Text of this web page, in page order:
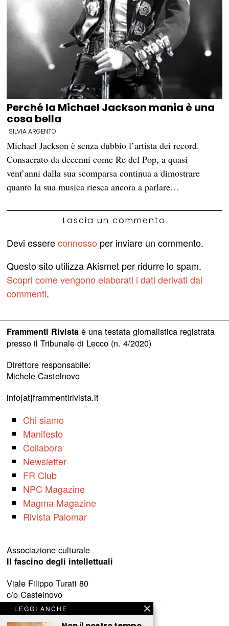
Perché la Michael Jackson mania è una
cosa bella
SILVIA ARGENTO
Michael Jackson è senza dubbio l’artista dei record.
Consacrato da decenni come Re del Pop, a quasi
vent’anni dalla sua scomparsa continua a dimostrare
quanto la sua musica riesca ancora a parlare…
Lascia un commento
Devi essereconnesso per inviare un commento.
Questo sito utilizza Akismet per ridurre lo spam.
Scopri come vengono elaborati i dati derivati dai
commenti.
Frammenti Rivistaè una testata giornalistica registrata
presso il Tribunale di Lecco (n. 4/2020)
Direttore responsabile:
Michele Castelnovo
info[at]frammentirivista.it
Chi siamo
Manifesto
Collabora
Newsletter
FR Club
NPC Magazine
Magma Magazine
Rivista Palomar
Associazione culturale
Il fascino degli intellettuali
Viale Filippo Turati 80
c/o Castelnovo
23900 Lecco (LC)
LEGGI ANCHE